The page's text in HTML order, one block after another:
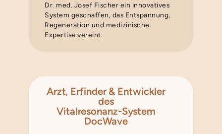
Dr. med. Josef Fischer ein innovatives
System geschaffen, das Entspannung,
Regeneration und medizinische
Expertise vereint.
Arzt, Erfinder & Entwickler
des
Vitalresonanz-System
DocWave